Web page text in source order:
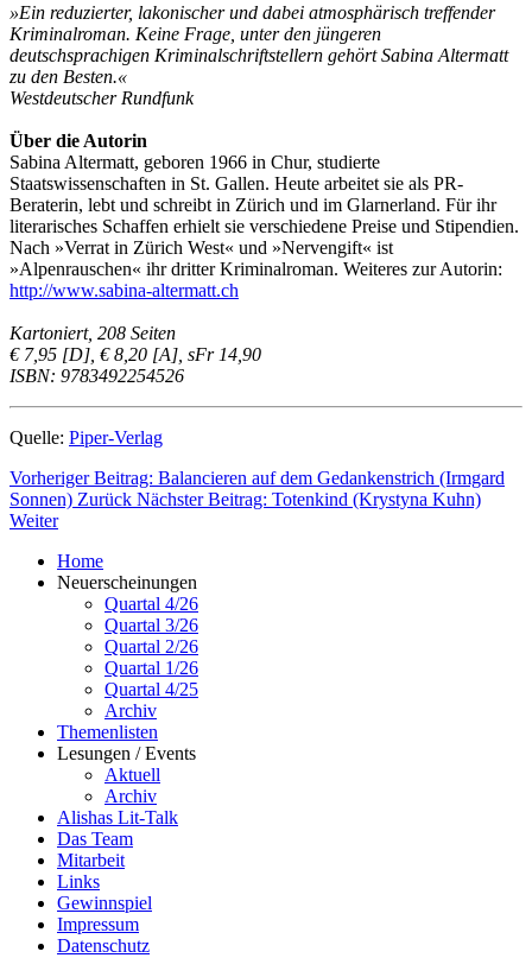
»Ein reduzierter, lakonischer und dabei atmosphärisch treffender
Kriminalroman. Keine Frage, unter den jüngeren
deutschsprachigen Kriminalschriftstellern gehört Sabina Altermatt
zu den Besten.«
Westdeutscher Rundfunk
Über die Autorin
Sabina Altermatt, geboren 1966 in Chur, studierte
Staatswissenschaften in St. Gallen. Heute arbeitet sie als PR-
Beraterin, lebt und schreibt in Zürich und im Glarnerland. Für ihr
literarisches Schaffen erhielt sie verschiedene Preise und Stipendien.
Nach »Verrat in Zürich West« und »Nervengift« ist
»Alpenrauschen« ihr dritter Kriminalroman. Weiteres zur Autorin:
http://www.sabina-altermatt.ch
Kartoniert, 208 Seiten
€ 7,95 [D], € 8,20 [A], sFr 14,90
ISBN: 9783492254526
Quelle: Piper-Verlag
Vorheriger Beitrag: Balancieren auf dem Gedankenstrich (Irmgard
Sonnen) Zurück Nächster Beitrag: Totenkind (Krystyna Kuhn)
Weiter
Home
Neuerscheinungen
Quartal 4/26
Quartal 3/26
Quartal 2/26
Quartal 1/26
Quartal 4/25
Archiv
Themenlisten
Lesungen / Events
Aktuell
Archiv
Alishas Lit-Talk
Das Team
Mitarbeit
Links
Gewinnspiel
Impressum
Datenschutz